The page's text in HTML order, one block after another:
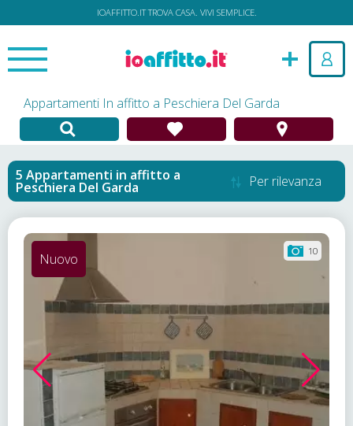
IOAFFITTO.IT TROVA CASA. VIVI SEMPLICE.
Appartamenti In affitto a Peschiera Del Garda
Appartamenti in affitto a
Peschiera Del Garda Per rilevanza
10
Nuovo